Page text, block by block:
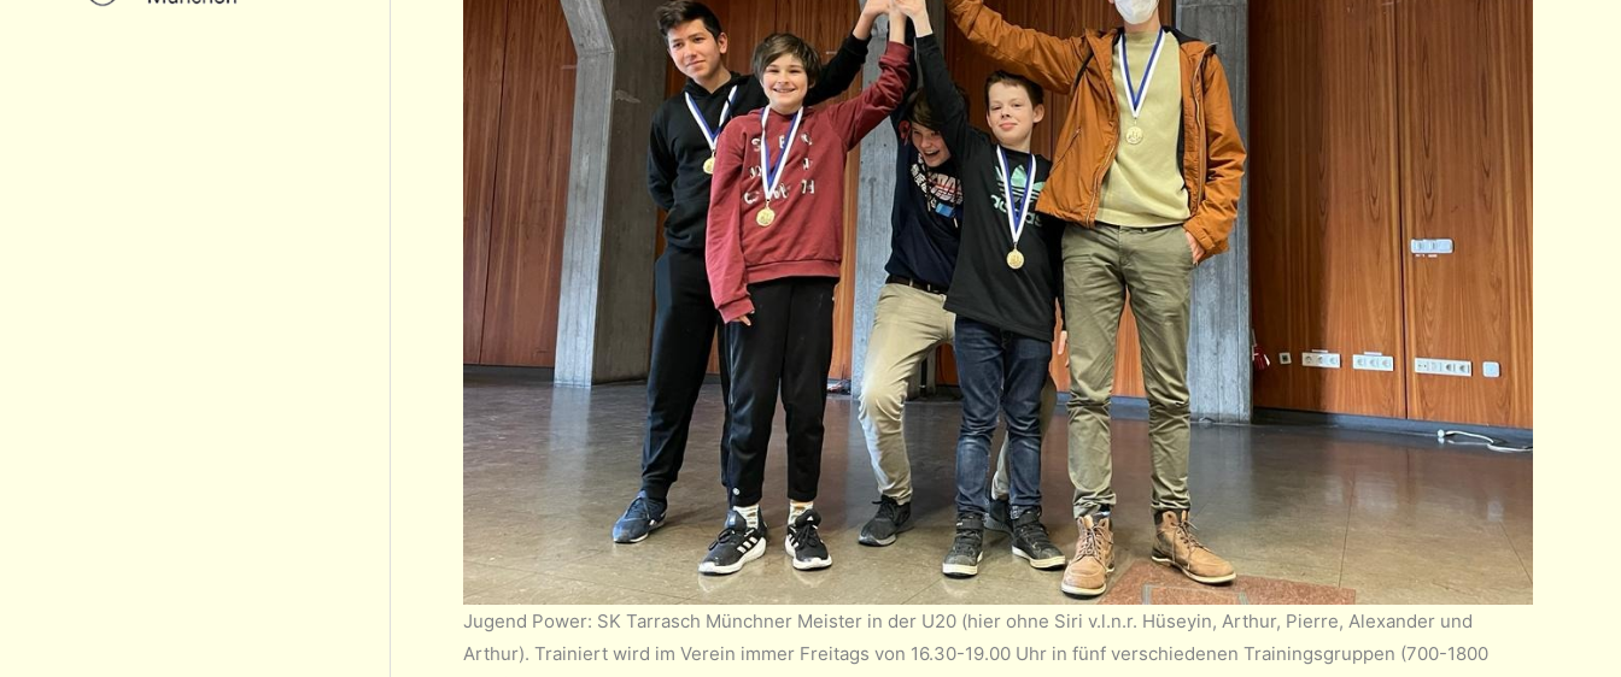
Jugend Power: SK Tarrasch Münchner Meister in der U20 (hier ohne Siri v.l.n.r. Hüseyin, Arthur, Pierre, Alexander und
Arthur). Trainiert wird im Verein immer Freitags von 16.30-19.00 Uhr in fünf verschiedenen Trainingsgruppen (700-1800